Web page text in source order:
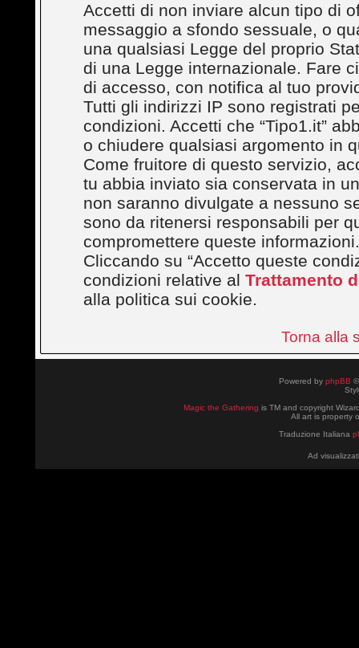
Accetti di non inviare alcun tipo di
messaggio a sfondo sessuale, o
una qualsiasi Legge del proprio
di una Legge internazionale. Fare
di accesso, con notifica al tuo
Tutti gli indirizzi IP sono registrati
condizioni. Accetti che “Tipo1.it”
o chiudere qualsiasi argomento in
Come fruitore di questo servizio,
tu abbia inviato sia conservata in
non saranno divulgate a nessuno
sono da ritenersi responsabili per
compromettere queste informazioni.
Cliccando su “Accetto queste
condizioni relative al Trattamento
alla politica sui cookie.
Torna alla
Powered by phpBB
Magic the Gathering is TM and copyright
All art is property
Traduzione Italiana
Ad